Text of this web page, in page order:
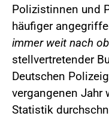
Polizistinnen und
häufiger
immer weit nach
stellvertretender
Deutschen
vergangenen Jahr
Statistik